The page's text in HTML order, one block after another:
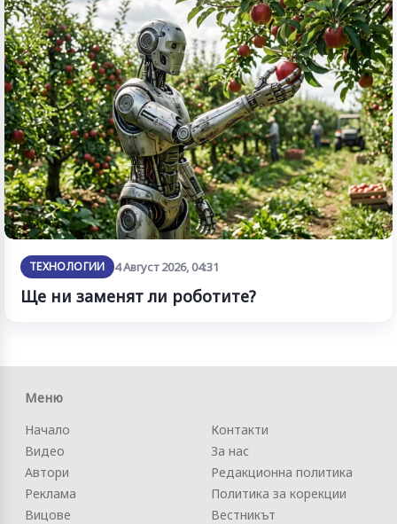
ТЕХНОЛОГИИ 4 Август 2026, 04:31
Ще ни заменят ли роботите?
Меню
Начало
Видео
Автори
Реклама
Вицове
Контакти
За нас
Редакционна политика
Политика за корекции
Вестникът